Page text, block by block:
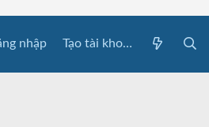
nhập Tạo tài khoản